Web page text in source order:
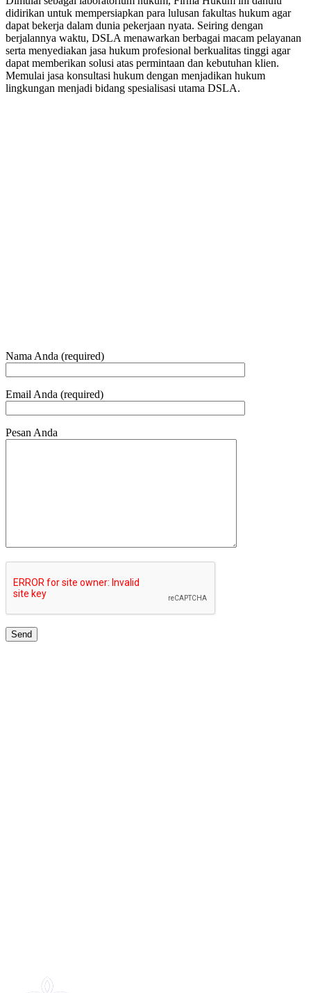
didirikan untuk mempersiapkan para lulusan fakultas hukum agar
dapat bekerja dalam dunia pekerjaan nyata. Seiring dengan
berjalannya waktu, DSLA menawarkan berbagai macam pelayanan
serta menyediakan jasa hukum profesional berkualitas tinggi agar
dapat memberikan solusi atas permintaan dan kebutuhan klien.
Memulai jasa konsultasi hukum dengan menjadikan hukum
lingkungan menjadi bidang spesialisasi utama DSLA.
Nama Anda (required)
Email Anda (required)
Pesan Anda